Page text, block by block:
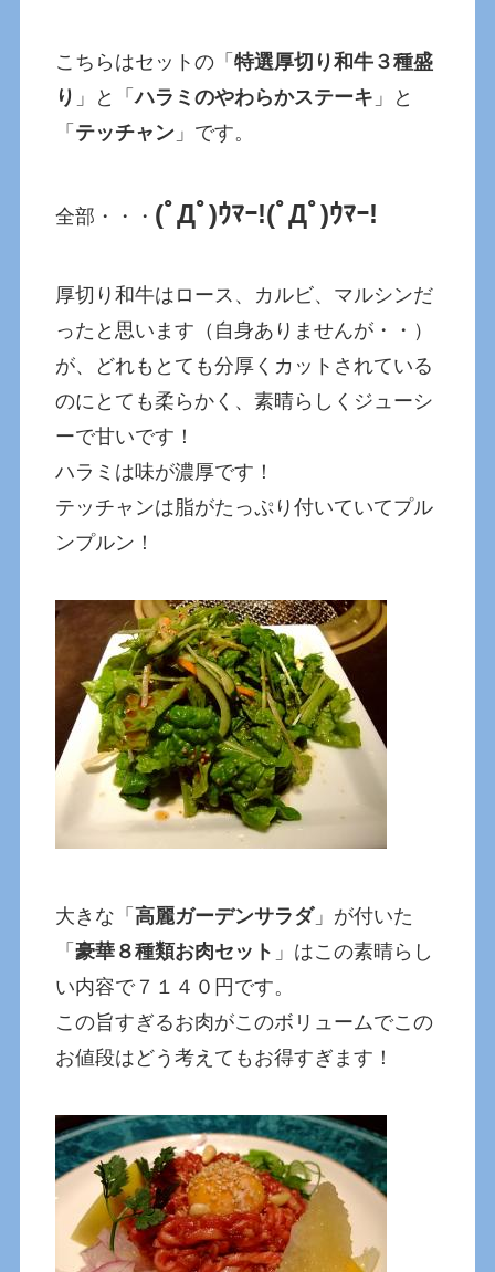
こちらはセットの「特選厚切り和牛３種盛
り 」と「ハラミのやわらかステーキ 」と
「 テッチャン 」です。
全部・・・ (ﾟДﾟ)ｳﾏｰ!(ﾟДﾟ)ｳﾏｰ!
厚切り和牛はロース、カルビ、マルシンだ
ったと思います（自身ありませんが・・）
が、どれもとても分厚くカットされている
のにとても柔らかく、素晴らしくジューシ
ーで甘いです！
ハラミは味が濃厚です！
テッチャンは脂がたっぷり付いていてプル
ンプルン！
大きな「高麗ガーデンサラダ」が付いた
「豪華８種類お肉セット 」はこの素晴らし
い内容で７１４０円です。
この旨すぎるお肉がこのボリュームでこの
お値段はどう考えてもお得すぎます！